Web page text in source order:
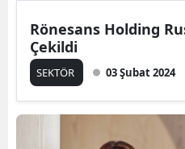
Rönesans Holding
Çekildi
SEKTÖR 03 Şubat 2024